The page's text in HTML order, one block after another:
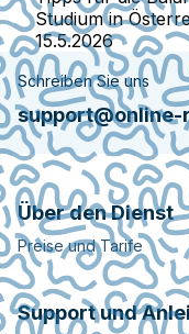
Studium in
15.5.2026
Schreiben Sie uns
Über den Dienst
Preise und Tarife
Support und